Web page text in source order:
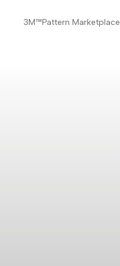
3M™Pattern Marketplace